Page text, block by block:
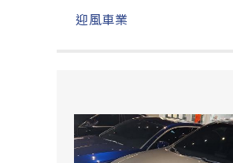
迎風車業